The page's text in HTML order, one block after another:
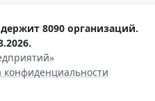
8090 организаций.
конфиденциальности